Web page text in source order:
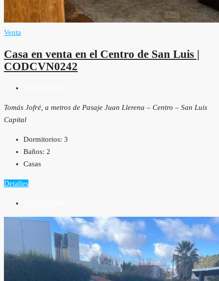
Venta
Casa en venta en el Centro de San Luis |
CODCVN0242
Tomás Jofré, a metros de Pasaje Juan Llerena – Centro – San Luis
Capital
Dormitorios: 3
Baños: 2
Casas
Detalles